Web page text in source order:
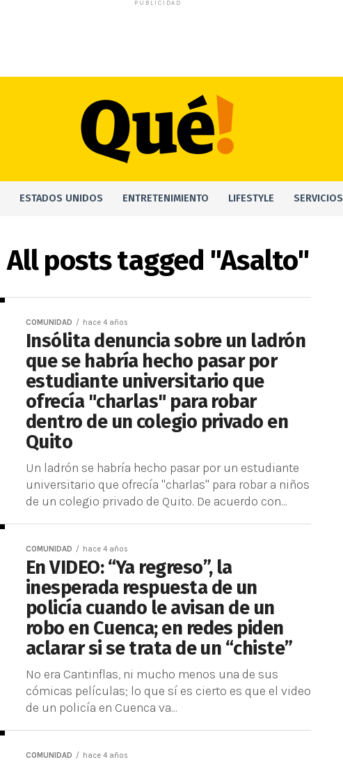
PUBLICIDAD
ESTADOS UNIDOS ENTRETENIMIENTO LIFESTYLE SERVICIOS
All posts tagged "Asalto"
COMUNIDAD hace 4 años
Insólita denuncia sobre un ladrón
que se habría hecho pasar por
estudiante universitario que
ofrecía "charlas" para robar
dentro de un colegio privado en
Quito
Un ladrón se habría hecho pasar por un estudiante
universitario que ofrecía "charlas" para robar a niños
de un colegio privado de Quito. De acuerdo con...
COMUNIDAD hace 4 años
En VIDEO: “Ya regreso”, la
inesperada respuesta de un
policía cuando le avisan de un
robo en Cuenca; en redes piden
aclarar si se trata de un “chiste”
No era Cantinflas, ni mucho menos una de sus
cómicas películas; lo que sí es cierto es que el video
de un policía en Cuenca va...
COMUNIDAD hace 4 años